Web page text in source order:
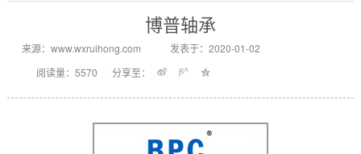
博普轴承
来源：www.wxruihong.com
发表于：2020-01-02
阅读量：5570
分享至：